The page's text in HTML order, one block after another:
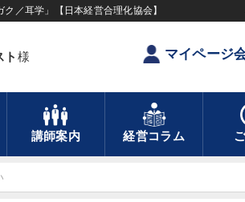
／耳学」【日本経営合理化協会】
ト 様 マイページ
講師案内 経営コラム